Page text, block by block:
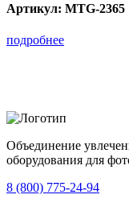
Артикул: MTG-2365
подробнее
Объединение
оборудования для
8 (800) 775-24-94